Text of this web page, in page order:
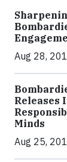
Aug 28,
Releases
Minds
Aug 25,